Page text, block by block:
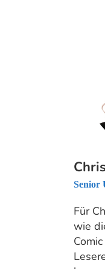
Senior
Für
wie